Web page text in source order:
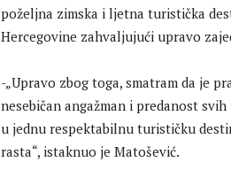
poželjna zimska i ljetna turistička
Hercegovine zahvaljujući upravo
-„Upravo zbog toga, smatram da je
nesebičan angažman i predanost
u jednu respektabilnu turističku
rasta“, istaknuo je Matošević.